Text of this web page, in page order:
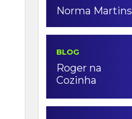
Norma Martins
BLOG
Roger na
Cozinha